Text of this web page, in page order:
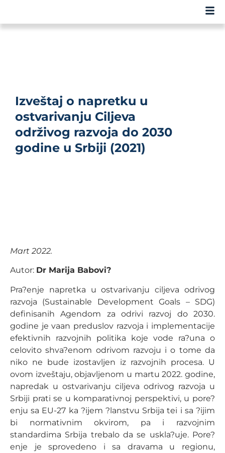
Izveštaj o napretku u
ostvarivanju Ciljeva
održivog razvoja do 2030
godine u Srbiji (2021)
Mart 2022.
Autor: Dr Marija Babovi?
Pra?enje napretka u ostvarivanju ciljeva odrivog
razvoja (Sustainable Development Goals – SDG)
definisanih Agendom za odrivi razvoj do 2030.
godine je vaan preduslov razvoja i implementacije
efektivnih razvojnih politika koje vode ra?una o
celovito shva?enom odrivom razvoju i o tome da
niko ne bude izostavljen iz razvojnih procesa. U
ovom izveštaju, objavljenom u martu 2022. godine,
napredak u ostvarivanju ciljeva odrivog razvoja u
Srbiji prati se u komparativnoj perspektivi, u pore?
enju sa EU-27 ka ?ijem ?lanstvu Srbija tei i sa ?ijim
bi normativnim okvirom, pa i razvojnim
standardima Srbija trebalo da se uskla?uje. Pore?
enje je sprovedeno i sa dravama u regionu,